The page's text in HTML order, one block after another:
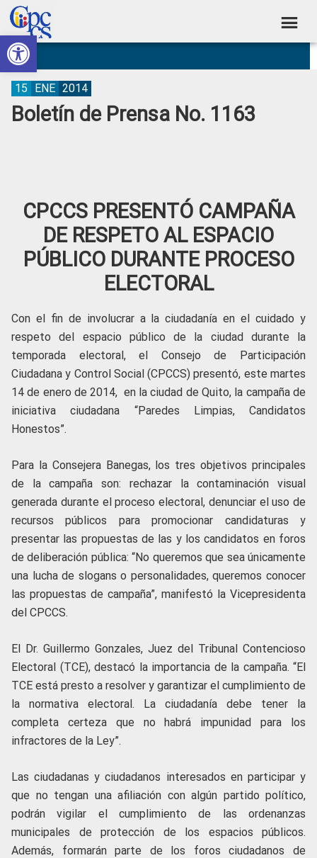
Abrir barra de herramientas
Skip
to
primary
navigation
Skip
to
main
content
Skip
to
primary
sidebar
Skip
to
footer
Consejo
de
Participación
Ciudadana
Construyendo
Poder
Ciudadano
Boletín de Prensa No. 1163
15 ENE 2014
CPCCS PRESENTÓ CAMPAÑA
DE RESPETO AL ESPACIO
PÚBLICO DURANTE PROCESO
ELECTORAL
Con el fin de involucrar a la ciudadanía en el cuidado y
respeto del espacio público de la ciudad durante la
temporada electoral, el Consejo de Participación
Ciudadana y Control Social (CPCCS) presentó, este martes
14 de enero de 2014, en la ciudad de Quito, la campaña de
iniciativa ciudadana “Paredes Limpias, Candidatos
Honestos”.
Para la Consejera Banegas, los tres objetivos principales
de la campaña son: rechazar la contaminación visual
generada durante el proceso electoral, denunciar el uso de
recursos públicos para promocionar candidaturas y
presentar las propuestas de las y los candidatos en foros
de deliberación pública: “No queremos que sea únicamente
una lucha de slogans o personalidades, queremos conocer
las propuestas de campaña”, manifestó la Vicepresidenta
del CPCCS.
El Dr. Guillermo Gonzales, Juez del Tribunal Contencioso
Electoral (TCE), destacó la importancia de la campaña. “El
TCE está presto a resolver y garantizar el cumplimiento de
la normativa electoral. La ciudadanía debe tener la
completa certeza que no habrá impunidad para los
infractores de la Ley”.
Las ciudadanas y ciudadanos interesados en participar y
que no tengan una afiliación con algún partido político,
podrán vigilar el cumplimiento de las ordenanzas
municipales de protección de los espacios públicos.
Además, formarán parte de los foros ciudadanos de